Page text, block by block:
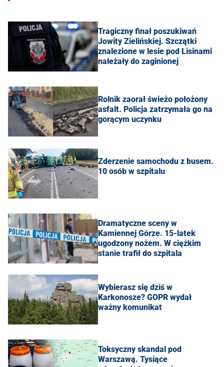
Tragiczny finał poszukiwań
Jowity Zielińskiej. Szczątki
znalezione w lesie pod Lisinami
należały do zaginionej
Rolnik zaorał świeżo położony
asfalt. Policja zatrzymała go na
gorącym uczynku
Zderzenie samochodu z busem.
10 osób w szpitalu
Dramatyczne sceny w
Kamiennej Górze. 15-latek
ugodzony nożem. W ciężkim
stanie trafił do szpitala
Wybierasz się dziś w
Karkonosze? GOPR wydał
ważny komunikat
Toksyczny skandal pod
Warszawą. Tysiące